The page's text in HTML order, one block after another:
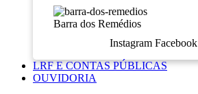
Barra dos Remédios
Instagram Facebook
LRF E CONTAS PÚBLICAS
OUVIDORIA